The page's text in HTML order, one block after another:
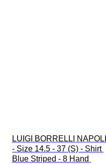
LUIGI BORRELLI NAPOLI
- Size 14.5 - 37 (S) - Shirt
Blue Striped - 8 Hand